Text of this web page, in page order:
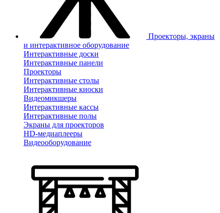
Проекторы, экраны
и интерактивное оборудование
Интерактивные доски
Интерактивные панели
Проекторы
Интерактивные столы
Интерактивные киоски
Видеомикшеры
Интерактивные кассы
Интерактивные полы
Экраны для проекторов
HD-медиаплееры
Видеооборудование